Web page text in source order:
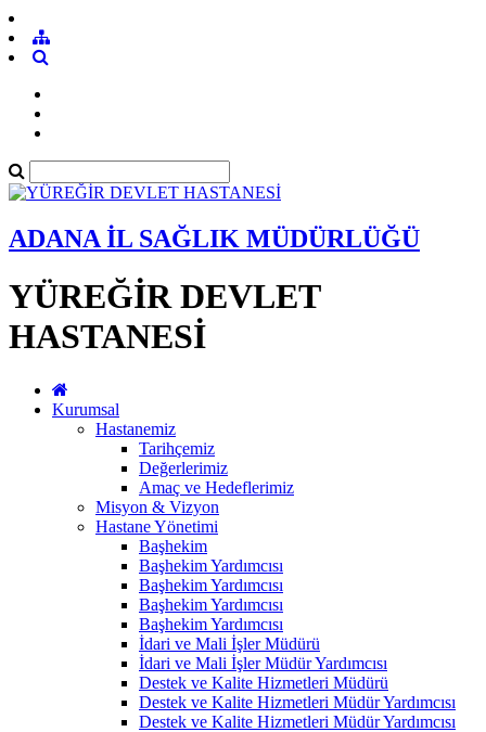
ADANA İL SAĞLIK MÜDÜRLÜĞÜ
YÜREĞİR DEVLET
HASTANESİ
Kurumsal
Hastanemiz
Tarihçemiz
Değerlerimiz
Amaç ve Hedeflerimiz
Misyon & Vizyon
Hastane Yönetimi
Başhekim
Başhekim Yardımcısı
Başhekim Yardımcısı
Başhekim Yardımcısı
Başhekim Yardımcısı
İdari ve Mali İşler Müdürü
İdari ve Mali İşler Müdür Yardımcısı
Destek ve Kalite Hizmetleri Müdürü
Destek ve Kalite Hizmetleri Müdür Yardımcısı
Destek ve Kalite Hizmetleri Müdür Yardımcısı